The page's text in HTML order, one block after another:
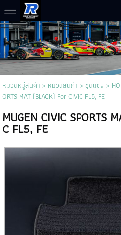
หมวดหมู่สินค้า > หมวดสินค้า > ชุดแต่ง >
ORTS MAT (BLACK) For CIVIC FL5, FE
MUGEN CIVIC SPORTS
C FL5, FE